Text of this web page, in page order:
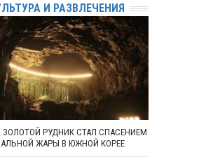
И РАЗВЛЕЧЕНИЯ
РУДНИК СТАЛ СПАСЕНИЕМ
ЖАРЫ В ЮЖНОЙ КОРЕЕ